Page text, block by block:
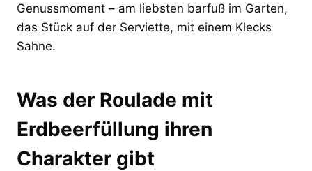
Genussmoment – am liebsten barfuß im Garten,
das Stück auf der Serviette, mit einem Klecks
Sahne.
Was der Roulade mit
Erdbeerfüllung ihren
Charakter gibt